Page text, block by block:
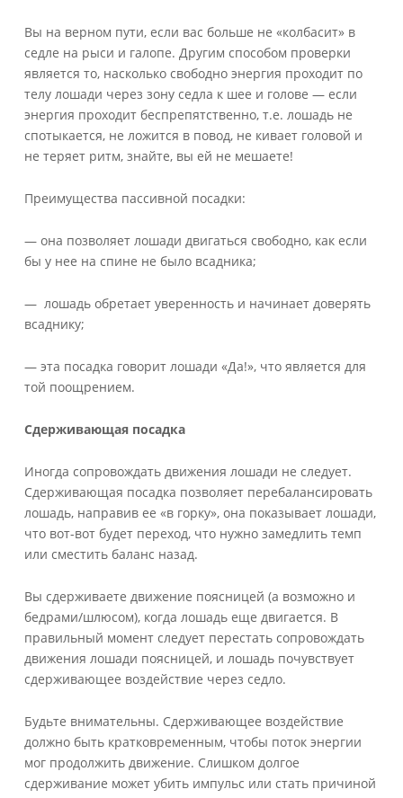
Вы на верном пути, если вас больше не «колбасит» в
седле на рыси и галопе. Другим способом проверки
является то, насколько свободно энергия проходит по
телу лошади через зону седла к шее и голове — если
энергия проходит беспрепятственно, т.е. лошадь не
спотыкается, не ложится в повод, не кивает головой и
не теряет ритм, знайте, вы ей не мешаете!
Преимущества пассивной посадки:
— она позволяет лошади двигаться свободно, как если
бы у нее на спине не было всадника;
— лошадь обретает уверенность и начинает доверять
всаднику;
— эта посадка говорит лошади «Да!», что является для
той поощрением.
Сдерживающая посадка
Иногда сопровождать движения лошади не следует.
Сдерживающая посадка позволяет перебалансировать
лошадь, направив ее «в горку», она показывает лошади,
что вот-вот будет переход, что нужно замедлить темп
или сместить баланс назад.
Вы сдерживаете движение поясницей (а возможно и
бедрами/шлюсом), когда лошадь еще двигается. В
правильный момент следует перестать сопровождать
движения лошади поясницей, и лошадь почувствует
сдерживающее воздействие через седло.
Будьте внимательны. Сдерживающее воздействие
должно быть кратковременным, чтобы поток энергии
мог продолжить движение. Слишком долгое
сдерживание может убить импульс или стать причиной